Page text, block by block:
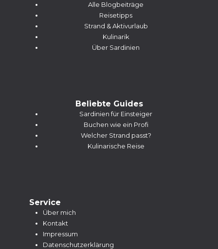
Alle Blogbeiträge
Reisetipps
Strand & Aktivurlaub
Kulinarik
Über Sardinien
Beliebte Guides
Sardinien für Einsteiger
Buchen wie ein Profi
Welcher Strand passt?
Kulinarische Reise
Service
Über mich
Kontakt
Impressum
Datenschutzerklärung